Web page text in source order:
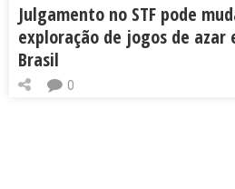
Julgamento no STF pode
exploração de jogos de azar
Brasil
0